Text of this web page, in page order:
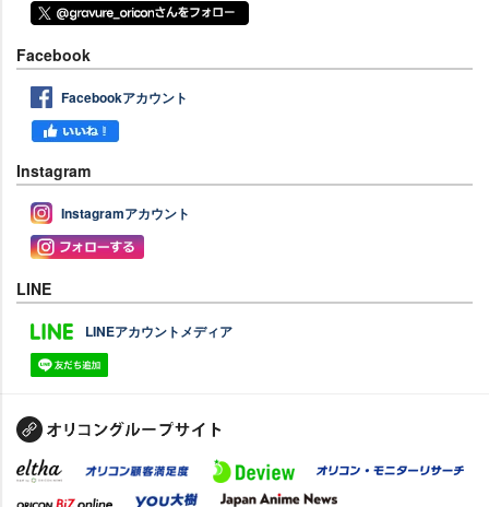
Facebook
Facebookアカウント
Instagram
Instagramアカウント
LINE
LINEアカウントメディア